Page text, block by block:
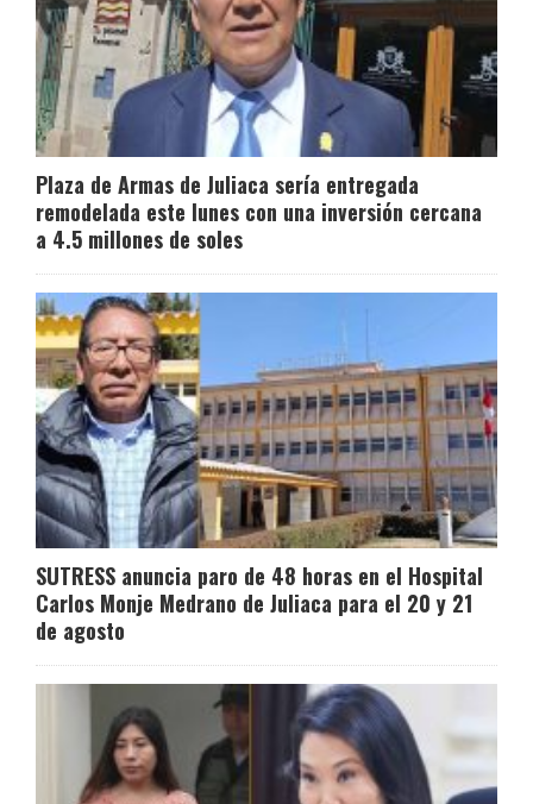
Plaza de Armas de Juliaca sería entregada
remodelada este lunes con una inversión cercana
a 4.5 millones de soles
SUTRESS anuncia paro de 48 horas en el Hospital
Carlos Monje Medrano de Juliaca para el 20 y 21
de agosto